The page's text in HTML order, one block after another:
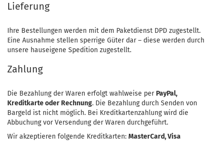
Lieferung
Ihre Bestellungen werden mit dem Paketdienst DPD zugestellt.
Eine Ausnahme stellen sperrige Güter dar – diese werden durch
unsere hauseigene Spedition zugestellt.
Zahlung
Die Bezahlung der Waren erfolgt wahlweise per PayPal,
Kreditkarte oder Rechnung. Die Bezahlung durch Senden von
Bargeld ist nicht möglich. Bei Kreditkartenzahlung wird die
Abbuchung vor Versendung der Waren durchgeführt.
Wir akzeptieren folgende Kreditkarten: MasterCard, Visa